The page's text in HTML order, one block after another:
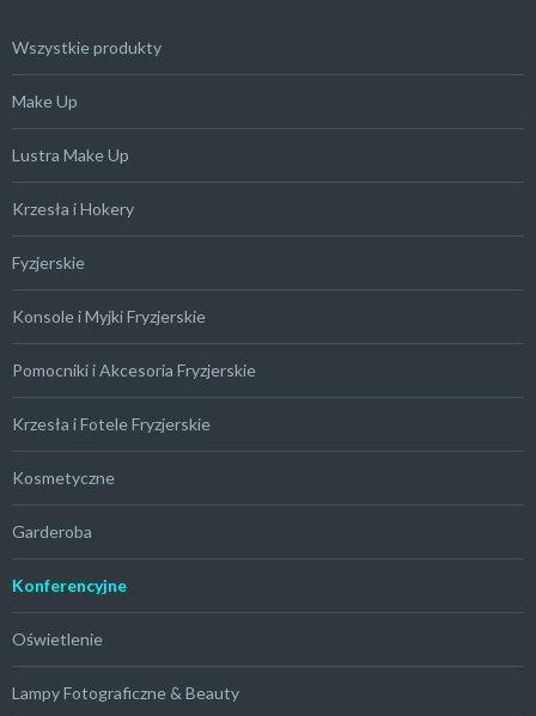
Wszystkie produkty
Make Up
Lustra Make Up
Krzesła i Hokery
Fyzjerskie
Konsole i Myjki Fryzjerskie
Pomocniki i Akcesoria Fryzjerskie
Krzesła i Fotele Fryzjerskie
Kosmetyczne
Garderoba
Konferencyjne
Oświetlenie
Lampy Fotograficzne & Beauty